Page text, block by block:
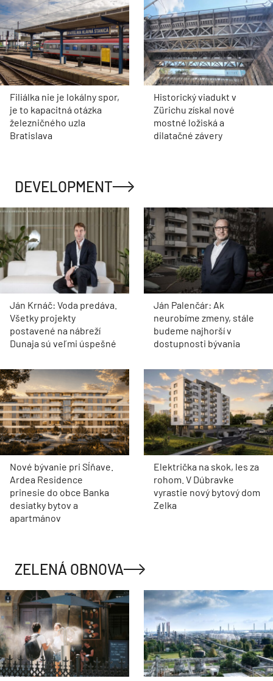
Filiálka nie je lokálny spor,
je to kapacitná otázka
železničného uzla
Bratislava
Historický viadukt v
Zürichu získal nové
mostné ložiská a
dilatačné závery
DEVELOPMENT
Ján Krnáč: Voda predáva.
Všetky projekty
postavené na nábreží
Dunaja sú veľmi úspešné
Ján Palenčár: Ak
neurobíme zmeny, stále
budeme najhorší v
dostupnosti bývania
Nové bývanie pri Sĺňave.
Ardea Residence
prinesie do obce Banka
desiatky bytov a
apartmánov
Električka na skok, les za
rohom. V Dúbravke
vyrastie nový bytový dom
Zelka
ZELENÁ OBNOVA